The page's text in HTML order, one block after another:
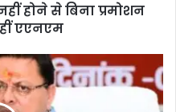
होने से बिना प्रमोशन
एएनएम